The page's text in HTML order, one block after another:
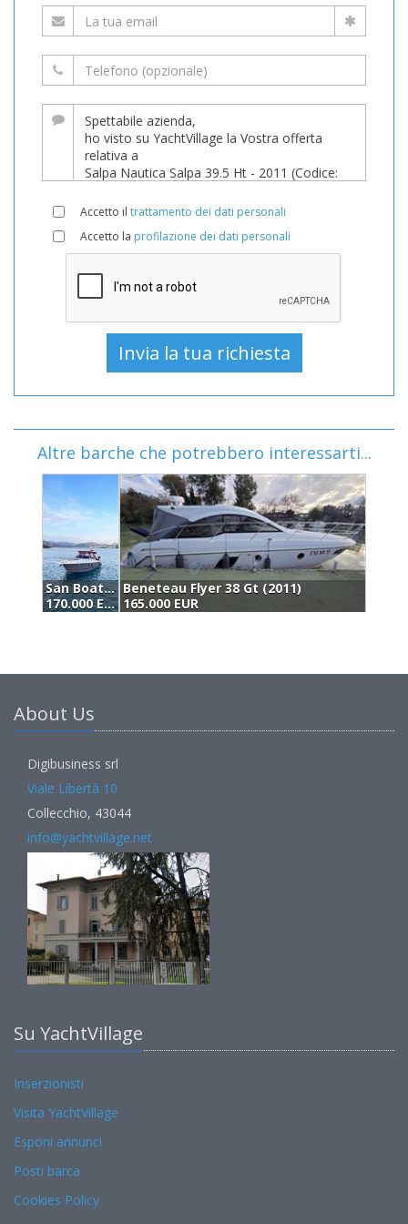
Accetto il trattamento dei dati personali
Accetto la profilazione dei dati personali
Altre barche che potrebbero interessarti...
Carnevali 120 Fb (2004)
164.000 EUR
About Us
Digibusiness srl
Viale Libertà 10
Collecchio, 43044
info@yachtvillage.net
Su YachtVillage
Inserzionisti
Visita YachtVillage
Esponi annunci
Posti barca
Cookies Policy